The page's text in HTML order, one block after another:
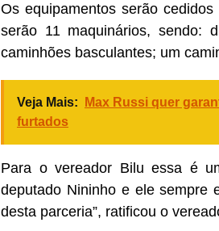
Os equipamentos serão
serão 11 maquinários, sendo:
caminhões basculantes; um
Veja Mais:
Max Russi quer
furtados
Para o vereador Bilu essa é
deputado Nininho e ele sempre
desta parceria”, ratificou o